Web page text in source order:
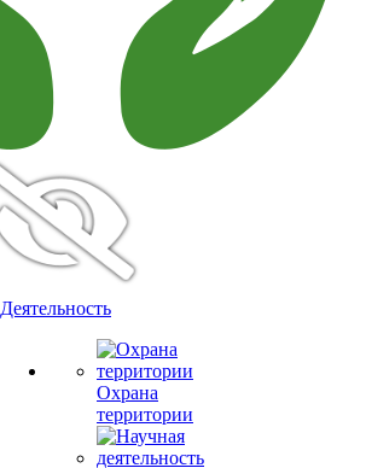
Деятельность
Охрана
территории